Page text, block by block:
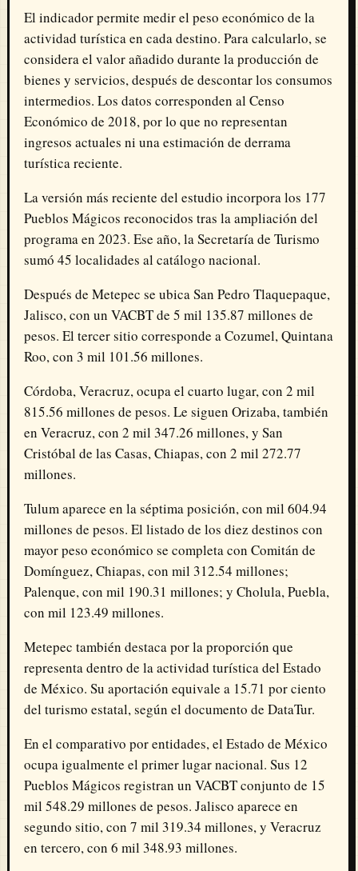
El indicador permite medir el peso económico de la
actividad turística en cada destino. Para calcularlo, se
considera el valor añadido durante la producción de
bienes y servicios, después de descontar los consumos
intermedios. Los datos corresponden al Censo
Económico de 2018, por lo que no representan
ingresos actuales ni una estimación de derrama
turística reciente.
La versión más reciente del estudio incorpora los 177
Pueblos Mágicos reconocidos tras la ampliación del
programa en 2023. Ese año, la Secretaría de Turismo
sumó 45 localidades al catálogo nacional.
Después de Metepec se ubica San Pedro Tlaquepaque,
Jalisco, con un VACBT de 5 mil 135.87 millones de
pesos. El tercer sitio corresponde a Cozumel, Quintana
Roo, con 3 mil 101.56 millones.
Córdoba, Veracruz, ocupa el cuarto lugar, con 2 mil
815.56 millones de pesos. Le siguen Orizaba, también
en Veracruz, con 2 mil 347.26 millones, y San
Cristóbal de las Casas, Chiapas, con 2 mil 272.77
millones.
Tulum aparece en la séptima posición, con mil 604.94
millones de pesos. El listado de los diez destinos con
mayor peso económico se completa con Comitán de
Domínguez, Chiapas, con mil 312.54 millones;
Palenque, con mil 190.31 millones; y Cholula, Puebla,
con mil 123.49 millones.
Metepec también destaca por la proporción que
representa dentro de la actividad turística del Estado
de México. Su aportación equivale a 15.71 por ciento
del turismo estatal, según el documento de DataTur.
En el comparativo por entidades, el Estado de México
ocupa igualmente el primer lugar nacional. Sus 12
Pueblos Mágicos registran un VACBT conjunto de 15
mil 548.29 millones de pesos. Jalisco aparece en
segundo sitio, con 7 mil 319.34 millones, y Veracruz
en tercero, con 6 mil 348.93 millones.